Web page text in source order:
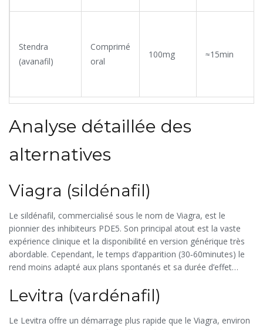
Stendra
(avanafil)
Comprimé
oral
100mg ≈15min
Analyse détaillée des
alternatives
Viagra (sildénafil)
Le sildénafil, commercialisé sous le nom de Viagra, est le
pionnier des inhibiteurs PDE5. Son principal atout est la vaste
expérience clinique et la disponibilité en version générique très
abordable. Cependant, le temps d’apparition (30‑60minutes) le
rend moins adapté aux plans spontanés et sa durée d’effet
longues périodes.
Levitra (vardénafil)
Le Levitra offre un démarrage plus rapide que le Viagra, environ